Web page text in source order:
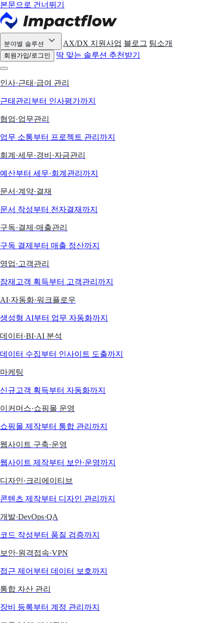
본문으로 건너뛰기
분야별 솔루션 AX/DX 지원사업 블로그 팀소개
회원가입/로그인 딱 맞는 솔루션 추천받기
인사·근태·급여 관리
근태관리부터 인사평가까지
협업·업무관리
업무 소통부터 프로젝트 관리까지
회계·세무·경비·자금관리
예산부터 세무·회계관리까지
문서·계약·결재
문서 작성부터 전자결재까지
구독·결제·매출관리
구독 결제부터 매출 정산까지
영업·고객관리
잠재고객 획득부터 고객관리까지
AI·자동화·워크플로우
생성형 AI부터 업무 자동화까지
데이터·BI·AI 분석
데이터 수집부터 인사이트 도출까지
마케팅
신규고객 획득부터 자동화까지
이커머스·쇼핑몰 운영
쇼핑몰 제작부터 통합 관리까지
웹사이트 구축·운영
웹사이트 제작부터 보안·운영까지
디자인·크리에이티브
콘텐츠 제작부터 디자인 관리까지
개발·DevOps·QA
코드 작성부터 품질 검증까지
보안·원격접속·VPN
접근 제어부터 데이터 보호까지
통합 자산 관리
장비 등록부터 계정 관리까지